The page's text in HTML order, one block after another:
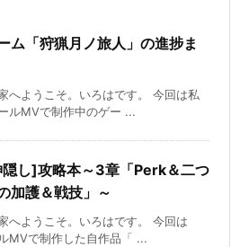
ム「狩猟月ノ旅人」の進捗ま
へようこそ。いろはです。 今回は私
ルMVで制作中のゲー ...
し]攻略本～3章「Perk＆二つ
加護＆戦技」～
へようこそ。いろはです。 今回は
MVで制作した自作品「 ...